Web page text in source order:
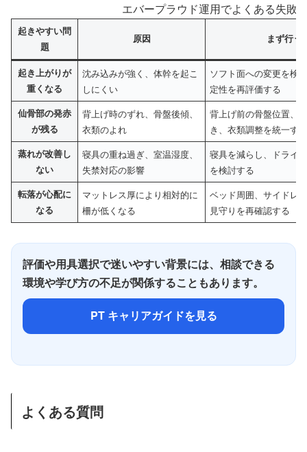
エバープラウド運用でよくある失敗
起きやすい問
題
原因 まず行う
起き上がりが
重くなる
沈み込みが強く、体幹を起こ
しにくい
ソフト面への変更を検
定性を再評価する
仙骨部の発赤
が残る
背上げ時のずれ、骨盤後傾、
衣類のよれ
背上げ前の骨盤位置、
き、衣類調整を統一す
蒸れが改善し
ない
寝具の重ね過ぎ、室温湿度、
失禁対応の影響
寝具を減らし、ドライ
を検討する
転落が心配に
なる
マットレス厚により相対的に
柵が低くなる
ベッド周囲、サイドレ
見守りを再確認する
評価や用具選択で迷いやすい背景には、相談できる
環境や学び方の不足が関係することもあります。
PT キャリアガイドを見る
よくある質問